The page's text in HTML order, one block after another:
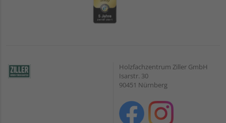
Holzfachzentrum Ziller GmbH
Isarstr. 30
90451 Nürnberg